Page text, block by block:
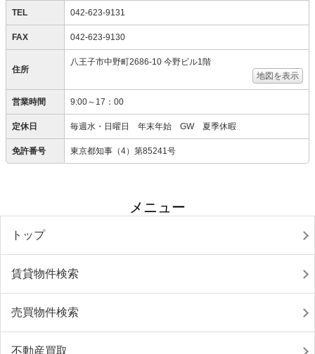
TEL 042-623-9131
FAX 042-623-9130
住所
八王子市中野町2686-10 今野ビル1階
地図を表示
営業時間 9:00～17：00
定休日 毎週水・日曜日 年末年始 GW 夏季休暇
免許番号 東京都知事（4）第85241号
メニュー
トップ
賃貸物件検索
売買物件検索
不動産買取